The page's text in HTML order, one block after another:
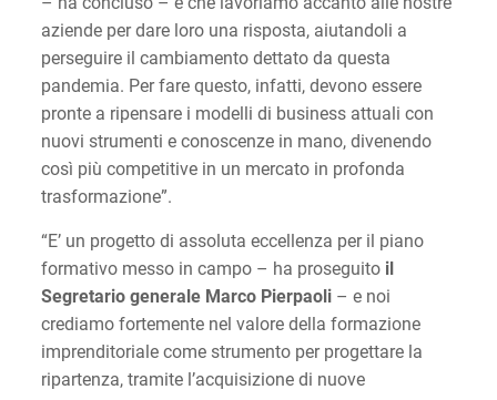
aziende per dare loro una risposta, aiutandoli a
perseguire il cambiamento dettato da questa
pandemia. Per fare questo, infatti, devono essere
pronte a ripensare i modelli di business attuali con
nuovi strumenti e conoscenze in mano, divenendo
così più competitive in un mercato in profonda
trasformazione”.
“E’ un progetto di assoluta eccellenza per il piano
formativo messo in campo – ha proseguitoil
Segretario generale Marco Pierpaoli – e noi
crediamo fortemente nel valore della formazione
imprenditoriale come strumento per progettare la
ripartenza, tramite l’acquisizione di nuove